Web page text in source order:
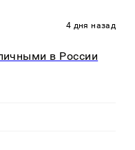
4 дня назад
в России